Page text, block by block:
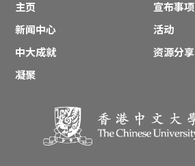
主页
宣布事项
新闻中心
活动
中大成就
资源分享
凝聚